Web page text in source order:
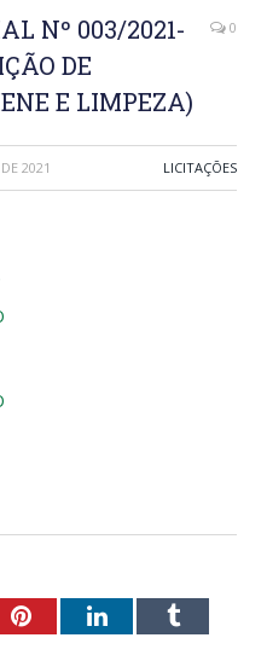
Nº 003/2021-
DE
E LIMPEZA)
0
2021 LICITAÇÕES
PinterestLinkedInTumblr